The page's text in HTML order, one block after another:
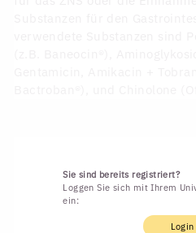
Sie sind bereits registriert?
Loggen Sie sich mit Ihrem
ein:
Login